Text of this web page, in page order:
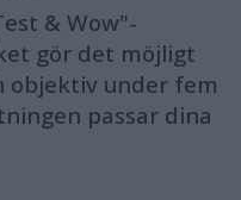
& Wow"-
gör det möjligt
objektiv under fem
passar dina